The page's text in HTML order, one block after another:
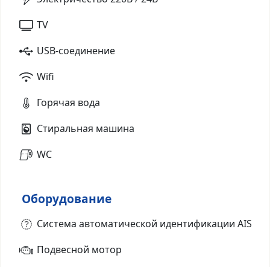
TV
USB-соединение
Wifi
Горячая вода
Стиральная машина
WC
Оборудование
Система автоматической идентификации AIS
Подвесной мотор